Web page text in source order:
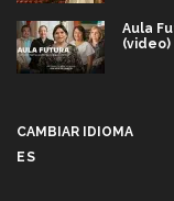
Aula
(video)
CAMBIAR IDIOMA
ES